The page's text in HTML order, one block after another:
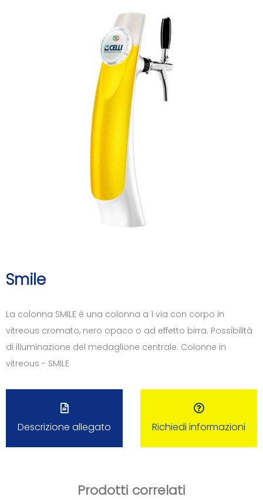
Smile
La colonna SMILE è una colonna a 1 via con corpo in
vitreous cromato, nero opaco o ad effetto birra. Possibilità
di illuminazione del medaglione centrale. Colonne in
vitreous - SMILE
Descrizione allegato Richiedi informazioni
Prodotti correlati